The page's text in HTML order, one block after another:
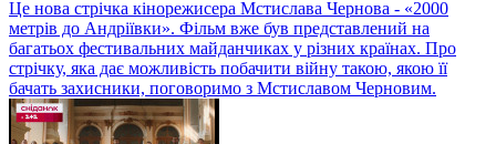
Це нова стрічка кінорежисера Мстислава Чернова - «2000
метрів до Андріївки». Фільм вже був представлений на
багатьох фестивальних майданчиках у різних країнах. Про
стрічку, яка дає можливість побачити війну такою, якою її
бачать захисники, поговоримо з Мстиславом Черновим.